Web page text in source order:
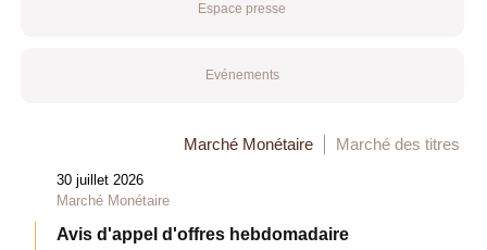
Espace presse
Evénements
Marché Monétaire Marché des titres
30 juillet 2026
Marché Monétaire
Avis d'appel d'offres hebdomadaire